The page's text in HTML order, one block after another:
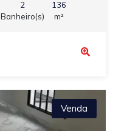
2
Banheiro(s)
136
m²
Venda